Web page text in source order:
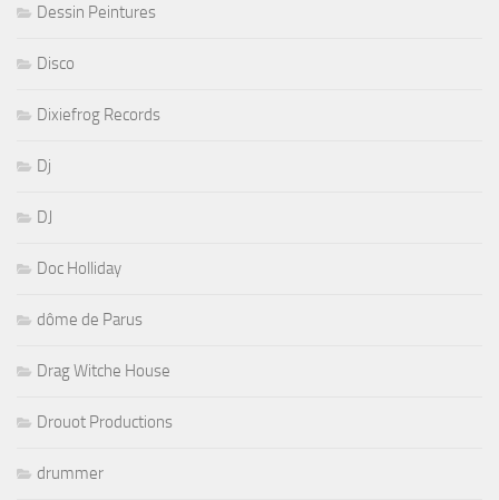
Dessin Peintures
Disco
Dixiefrog Records
Dj
DJ
Doc Holliday
dôme de Parus
Drag Witche House
Drouot Productions
drummer